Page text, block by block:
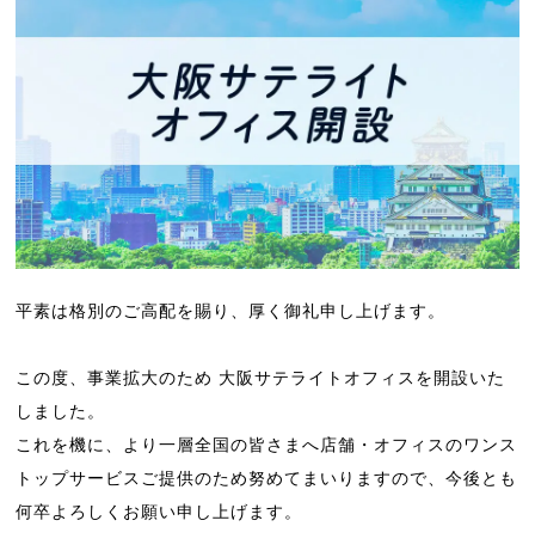
平素は格別のご高配を賜り、厚く御礼申し上げます。
この度、事業拡大のため 大阪サテライトオフィスを開設いた
しました。
これを機に、より一層全国の皆さまへ店舗・オフィスのワンス
トップサービスご提供のため努めてまいりますので、今後とも
何卒よろしくお願い申し上げます。